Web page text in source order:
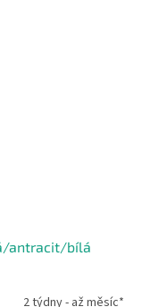
antracit/bílá
2 týdny - až měsíc*